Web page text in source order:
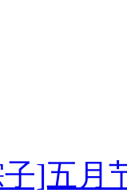
]五月